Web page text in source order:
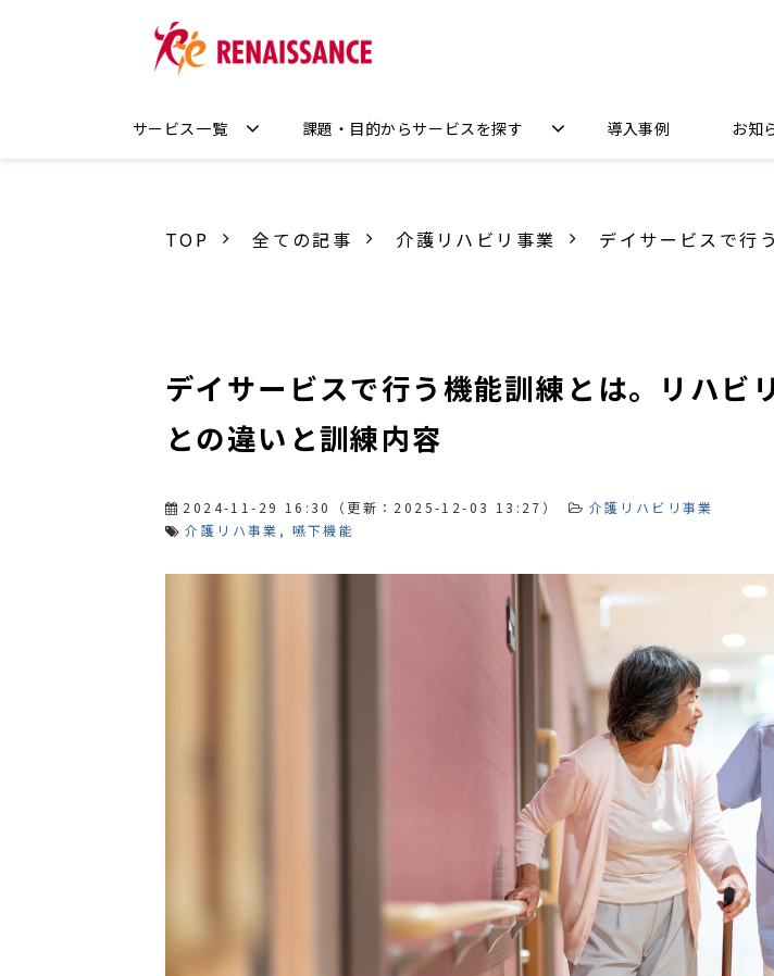
サービス一覧 課題・目的からサービスを探す 導入事例 お知
TOP 全ての記事 介護リハビリ事業 デイサービスで行
デイサービスで行う機能訓練とは。リハビ
との違いと訓練内容
2024-11-29 16:30 （更新： 2025-12-03 13:27 ）
介護リハビリ事業
介護リハ事業
嚥下機能